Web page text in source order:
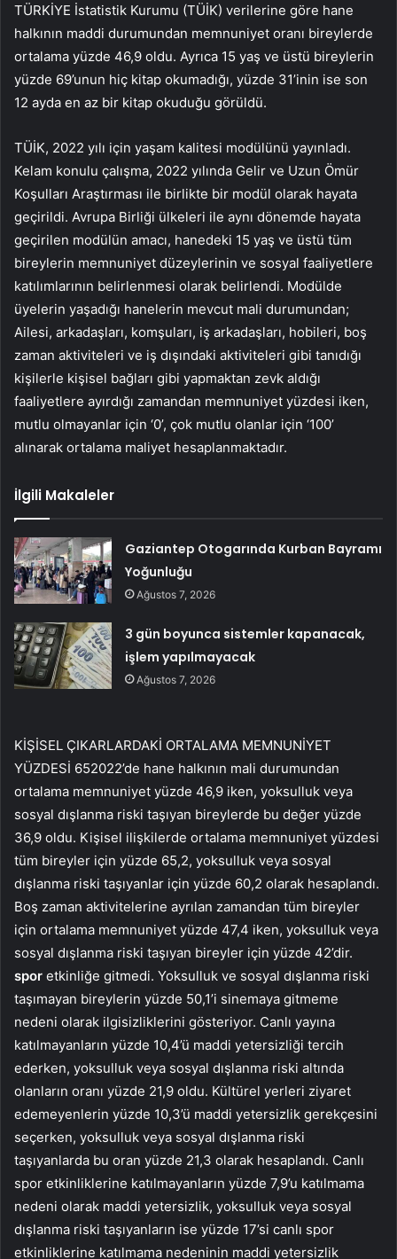
TÜRKİYE İstatistik Kurumu (TÜİK) verilerine göre hane
halkının maddi durumundan memnuniyet oranı bireylerde
ortalama yüzde 46,9 oldu. Ayrıca 15 yaş ve üstü bireylerin
yüzde 69’unun hiç kitap okumadığı, yüzde 31’inin ise son
12 ayda en az bir kitap okuduğu görüldü.
TÜİK, 2022 yılı için yaşam kalitesi modülünü yayınladı.
Kelam konulu çalışma, 2022 yılında Gelir ve Uzun Ömür
Koşulları Araştırması ile birlikte bir modül olarak hayata
geçirildi. Avrupa Birliği ülkeleri ile aynı dönemde hayata
geçirilen modülün amacı, hanedeki 15 yaş ve üstü tüm
bireylerin memnuniyet düzeylerinin ve sosyal faaliyetlere
katılımlarının belirlenmesi olarak belirlendi. Modülde
üyelerin yaşadığı hanelerin mevcut mali durumundan;
Ailesi, arkadaşları, komşuları, iş arkadaşları, hobileri, boş
zaman aktiviteleri ve iş dışındaki aktiviteleri gibi tanıdığı
kişilerle kişisel bağları gibi yapmaktan zevk aldığı
faaliyetlere ayırdığı zamandan memnuniyet yüzdesi iken,
mutlu olmayanlar için ‘0’, çok mutlu olanlar için ‘100’
alınarak ortalama maliyet hesaplanmaktadır.
İlgili Makaleler
Gaziantep Otogarında Kurban Bayramı
Yoğunluğu
Ağustos 7, 2026
3 gün boyunca sistemler kapanacak,
işlem yapılmayacak
Ağustos 7, 2026
KİŞİSEL ÇIKARLARDAKİ ORTALAMA MEMNUNİYET
YÜZDESİ 652022’de hane halkının mali durumundan
ortalama memnuniyet yüzde 46,9 iken, yoksulluk veya
sosyal dışlanma riski taşıyan bireylerde bu değer yüzde
36,9 oldu. Kişisel ilişkilerde ortalama memnuniyet yüzdesi
tüm bireyler için yüzde 65,2, yoksulluk veya sosyal
dışlanma riski taşıyanlar için yüzde 60,2 olarak hesaplandı.
Boş zaman aktivitelerine ayrılan zamandan tüm bireyler
için ortalama memnuniyet yüzde 47,4 iken, yoksulluk veya
sosyal dışlanma riski taşıyan bireyler için yüzde 42’dir.
spor etkinliğe gitmedi. Yoksulluk ve sosyal dışlanma riski
taşımayan bireylerin yüzde 50,1’i sinemaya gitmeme
nedeni olarak ilgisizliklerini gösteriyor. Canlı yayına
katılmayanların yüzde 10,4’ü maddi yetersizliği tercih
ederken, yoksulluk veya sosyal dışlanma riski altında
olanların oranı yüzde 21,9 oldu. Kültürel yerleri ziyaret
edemeyenlerin yüzde 10,3’ü maddi yetersizlik gerekçesini
seçerken, yoksulluk veya sosyal dışlanma riski
taşıyanlarda bu oran yüzde 21,3 olarak hesaplandı. Canlı
spor etkinliklerine katılmayanların yüzde 7,9’u katılmama
nedeni olarak maddi yetersizlik, yoksulluk veya sosyal
dışlanma riski taşıyanların ise yüzde 17’si canlı spor
etkinliklerine katılmama nedeninin maddi yetersizlik